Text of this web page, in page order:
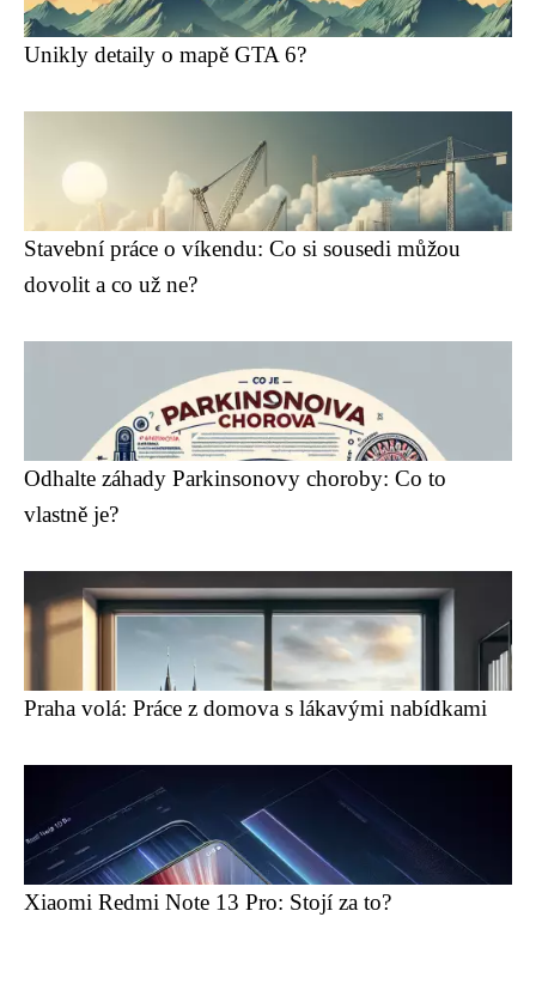
Unikly detaily o mapě GTA 6?
Stavební práce o víkendu: Co si sousedi můžou
dovolit a co už ne?
Odhalte záhady Parkinsonovy choroby: Co to
vlastně je?
Praha volá: Práce z domova s lákavými nabídkami
Xiaomi Redmi Note 13 Pro: Stojí za to?